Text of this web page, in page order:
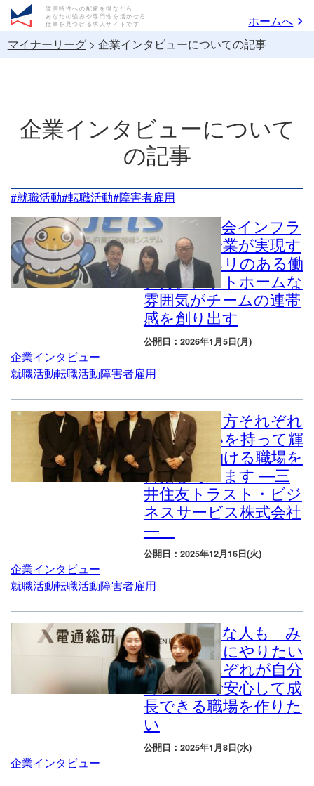
障害特性への配慮を得ながら
あなたの強みや専門性を活かせる
仕事を見つける求人サイトです
ホームへ
マイナーリーグ> 企業インタビューについての記事
企業インタビューについて
の記事
#就職活動#転職活動#障害者雇用
次世代の社会インフラ
を支える企業が実現す
る、メリハリのある働
き方。アットホームな
雰囲気がチームの連帯
感を創り出す
公開日：2026年1月5日(月)
企業インタビュー
就職活動転職活動障害者雇用
障害のある方それぞれ
がやりがいを持って輝
きながら働ける職場を
目指しています ―三
井住友トラスト・ビジ
ネスサービス株式会社
―
公開日：2025年12月16日(火)
企業インタビュー
就職活動転職活動障害者雇用
一人が好きな人も み
んなと一緒にやりたい
人も｜それぞれが自分
のペースで安心して成
長できる職場を作りた
い
公開日：2025年1月8日(水)
企業インタビュー